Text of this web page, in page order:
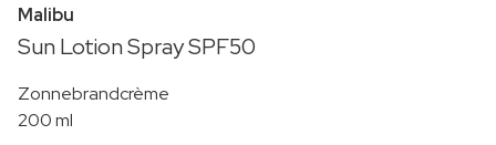
Malibu
Sun Lotion Spray SPF50
Zonnebrandcrème
200 ml